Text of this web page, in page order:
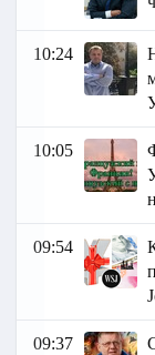
10:24
10:05
09:54
09:37